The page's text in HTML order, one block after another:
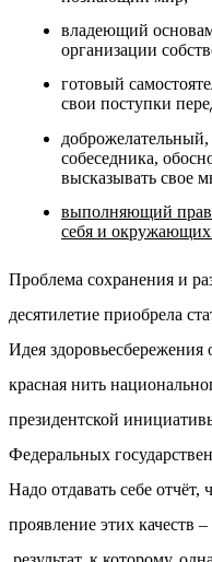
владеющий
организации
готовый
свои поступки
собеседника,
высказывать свое
выполняющий
себя и окружающих
Проблема сохранения и
десятилетие приобрела
Идея
красная нить
президентской
Федеральных
Надо отдавать себе
проявление этих качеств